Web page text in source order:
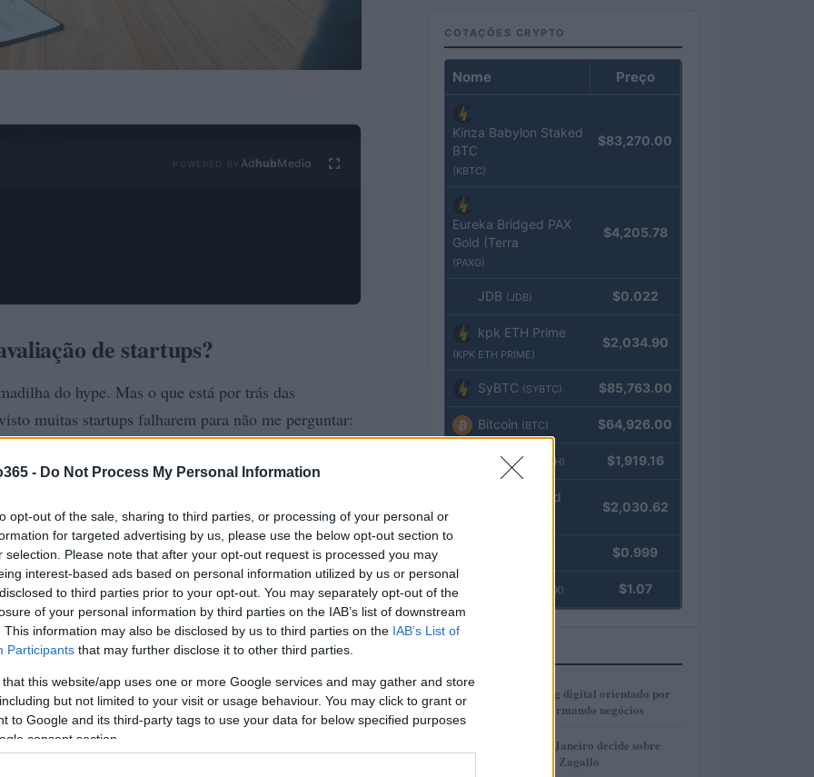
- Do Not Process My Personal Information
opt-out of the sale, sharing to third parties, or processing of your personal or
for targeted advertising by us, please use the below opt-out section to
selection. Please note that after your opt-out request is processed you may
interest-based ads based on personal information utilized by us or personal
to third parties prior to your opt-out. You may separately opt-out of the
of your personal information by third parties on the IAB’s list of downstream
This information may also be disclosed by us to third parties on the IAB’s List of
Participants that may further disclose it to other third parties.
that this website/app uses one or more Google services and may gather and store
but not limited to your visit or usage behaviour. You may click to grant or
to Google and its third-party tags to use your data for below specified purposes
consent section.
Ad hubMedia
de startups?
do hype. Mas o que está por trás das
muitas startups falharem para não me perguntar:
COTAÇÕES CRYPTO
Nome Preço
Kinza Babylon Staked
BTC
(KBTC)
$83,270.00
Eureka Bridged PAX
Gold (Terra
(PAXG)
$4,205.78
JDB (JDB) $0.022
kpk ETH Prime
(KPK ETH PRIME)
$2,034.90
SyBTC (SYBTC) $85,763.00
Bitcoin (BTC) $64,926.00
Ethereum (ETH) $1,919.16
kpk ETH Yield
$2,030.62
$0.999
(USDEX) $1.07
1
Como o marketing digital orientado por
dados está transformando negócios
2
Justiça do Rio de Janeiro decide sobre
divisão de bens de Zagallo